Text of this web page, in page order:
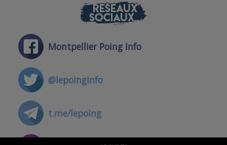
RÉSEAUX
SOCIAUX
Montpellier Poing Info
@lepoinginfo
t.me/lepoing